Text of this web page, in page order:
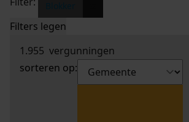
Filters legen
1.955 vergunningen
sorteren op: